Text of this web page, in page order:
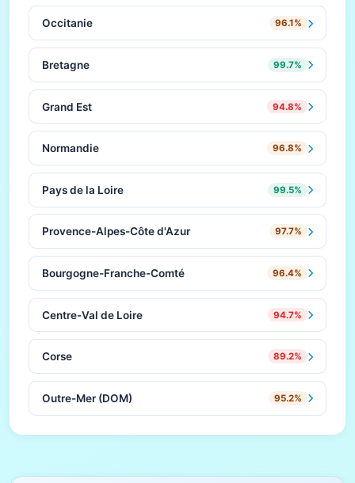
Occitanie 96.1%
Bretagne 99.7%
Grand Est 94.8%
Normandie 96.8%
Pays de la Loire 99.5%
Provence-Alpes-Côte d'Azur 97.7%
Bourgogne-Franche-Comté 96.4%
Centre-Val de Loire 94.7%
Corse 89.2%
Outre-Mer (DOM) 95.2%